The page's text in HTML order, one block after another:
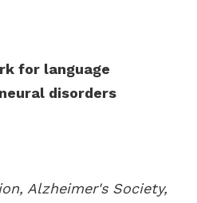
for language
disorders
Alzheimer's Society,